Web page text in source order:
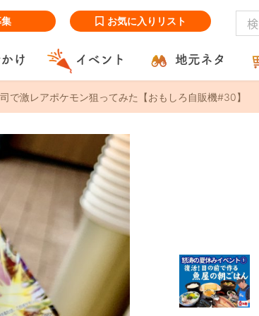
お気に入りリスト
け イベント 地元ネタ
で激レアポケモン狙ってみた【おもしろ自販機#30】